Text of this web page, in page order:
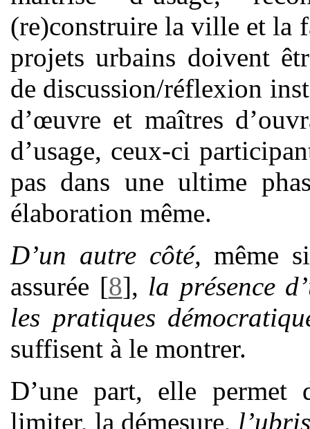
(re)construire la ville et la
projets urbains doivent
de discussion/réflexion
d’œuvre et maîtres
d’usage, ceux-ci
pas dans une ultime
élaboration même.
D’un autre côté,même
assurée [8], la présence
les pratiques
suffisent à le montrer.
D’une part, elle permet
limiter, la démesure, l’ubris